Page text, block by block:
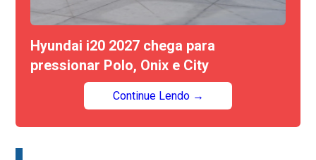
Hyundai i20 2027 chega para
pressionar Polo, Onix e City
Continue Lendo →